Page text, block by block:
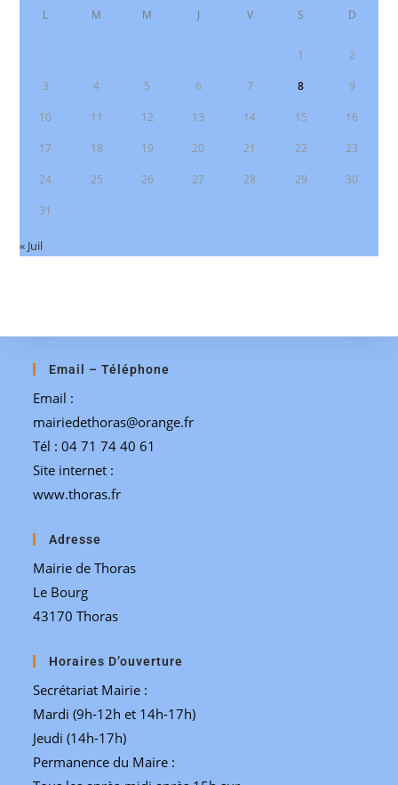
L M M J V S D
1 2
3 4 5 6 7 8 9
10 11 12 13 14 15 16
17 18 19 20 21 22 23
24 25 26 27 28 29 30
31
« Juil
Email – Téléphone
Email :
mairiedethoras@orange.fr
Tél : 04 71 74 40 61
Site internet :
www.thoras.fr
Adresse
Mairie de Thoras
Le Bourg
43170 Thoras
Horaires D’ouverture
Secrétariat Mairie :
Mardi (9h-12h et 14h-17h)
Jeudi (14h-17h)
Permanence du Maire :